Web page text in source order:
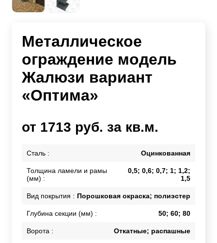
Металлическое
ограждение модель
Жалюзи вариант
«Оптима»
от 1713 руб. за кв.м.
Сталь : Оцинкованная
Толщина ламели и рамы
(мм) :
0,5; 0,6; 0,7; 1; 1,2;
1,5
Вид покрытия : Порошковая окраска; полиэстер
Глубина секции (мм) : 50; 60; 80
Ворота : Откатные; распашные